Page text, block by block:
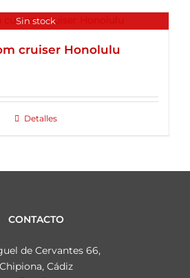
BLOG
Sin stock
cruiser Honolulu
Detalles
CONTACTO
de Cervantes 66,
Chipiona, Cádiz